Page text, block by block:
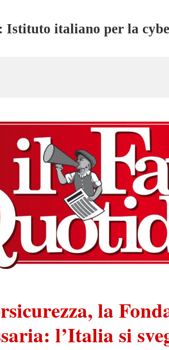
Istituto italiano per la
la
l’Italia si